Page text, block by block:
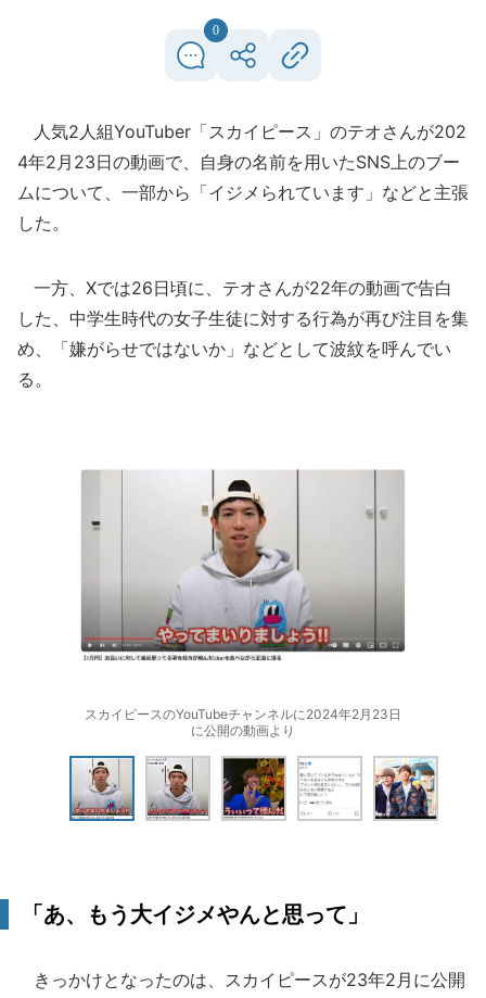
0
人気2人組YouTuber「スカイピース」のテオさんが202
4年2月23日の動画で、自身の名前を用いたSNS上のブー
ムについて、一部から「イジメられています」などと主張
した。
一方、Xでは26日頃に、テオさんが22年の動画で告白
した、中学生時代の女子生徒に対する行為が再び注目を集
め、「嫌がらせではないか」などとして波紋を呼んでい
る。
スカイピースのYouTubeチャンネルに2024年2月23日
に公開の動画より
「あ、もう大イジメやんと思って」
きっかけとなったのは、スカイピースが23年2月に公開